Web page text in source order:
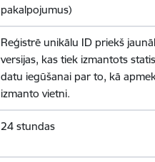
pakalpojumus)
Reģistrē unikālu ID priekš
versijas, kas tiek izmantots
datu iegūšanai par to, kā
izmanto vietni.
24 stundas